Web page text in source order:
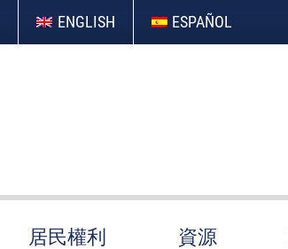
ENGLISH ESPAÑOL
居民權利 資源